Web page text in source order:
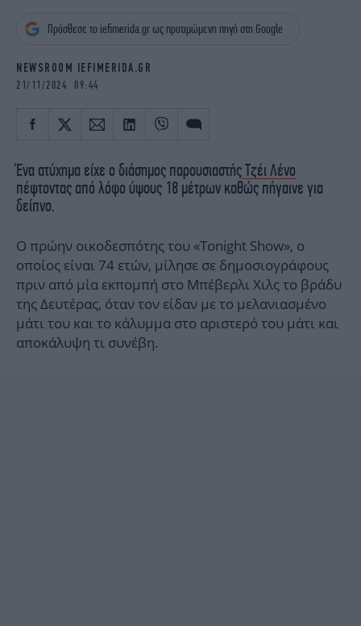
OSCARS
THE OCEAN
Πρόσθεσε το iefimerida.gr ως προτιμώμενη πηγή στη Google
NEWSROOM IEFIMERIDA.GR
21/11/2024 09:44
Ένα ατύχημα είχε ο διάσημος παρουσιαστήςΤζέι Λένο
πέφτοντας από λόφο ύψους 18 μέτρων καθώς πήγαινε για
δείπνο.
Ο πρώην οικοδεσπότης του «Tonight Show», ο
οποίος είναι 74 ετών, μίλησε σε δημοσιογράφους
πριν από μία εκπομπή στο Μπέβερλι Χιλς το βράδυ
της Δευτέρας, όταν τον είδαν με το μελανιασμένο
μάτι του και το κάλυμμα στο αριστερό του μάτι και
αποκάλυψη τι συνέβη.